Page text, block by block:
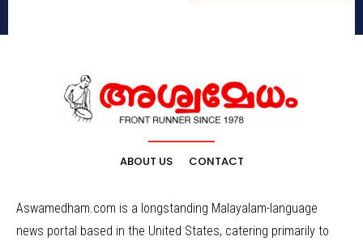
ABOUT US CONTACT
Aswamedham.com is a longstanding Malayalam-language
news portal based in the United States, catering primarily to